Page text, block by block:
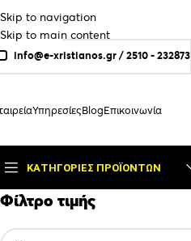
Skip to navigation
Skip to main content
info@e-xristianos.gr/2510 - 232873
ΥπηρεσίεςBlogΕπικοινωνία
ΚΑΤΗΓΟΡΊΕΣ ΠΡΟΪΌΝΤΩΝ
Φίλτρο τιμής